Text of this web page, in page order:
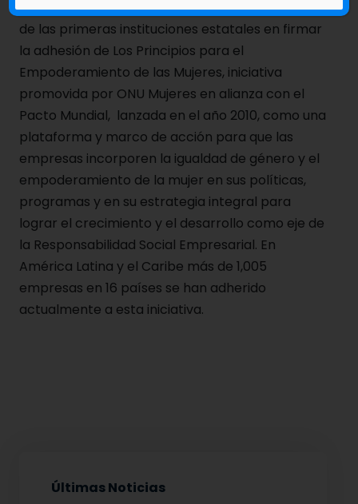
Por otro lado, en el 2021 Caja de Ahorros fue una
de las primeras instituciones estatales en firmar
la adhesión de Los Principios para el
Empoderamiento de las Mujeres, iniciativa
promovida por ONU Mujeres en alianza con el
Pacto Mundial, lanzada en el año 2010, como una
plataforma y marco de acción para que las
empresas incorporen la igualdad de género y el
empoderamiento de la mujer en sus políticas,
programas y en su estrategia integral para
lograr el crecimiento y el desarrollo como eje de
la Responsabilidad Social Empresarial. En
América Latina y el Caribe más de 1,005
empresas en 16 países se han adherido
actualmente a esta iniciativa.
Últimas Noticias